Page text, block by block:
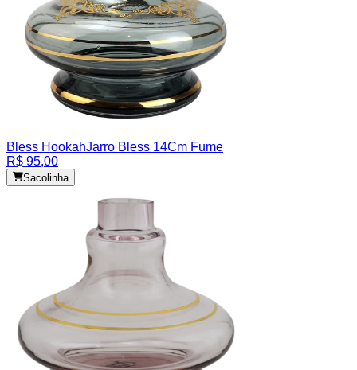
Bless HookahJarro Bless 14Cm Fume
R$ 95,00
Sacolinha